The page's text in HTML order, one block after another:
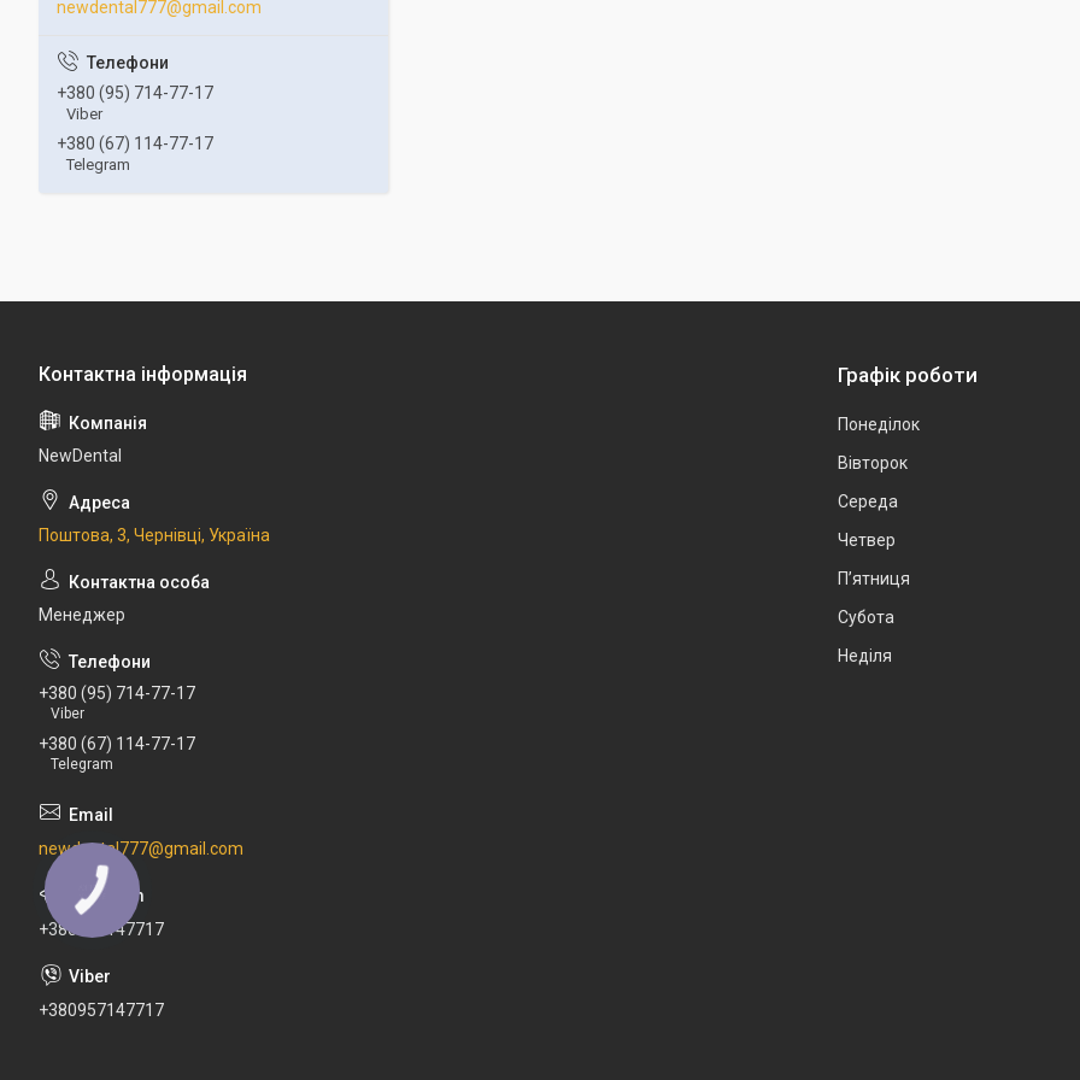
newdental777@gmail.com
+380 (95) 714-77-17
Viber
+380 (67) 114-77-17
Telegram
NewDental
Поштова, 3, Чернівці, Україна
Менеджер
+380 (95) 714-77-17
Viber
+380 (67) 114-77-17
Telegram
newdental777@gmail.com
+380671147717
+380957147717
Графік роботи
Понеділок
Вівторок
Середа
Четвер
Пʼятниця
Субота
Неділя